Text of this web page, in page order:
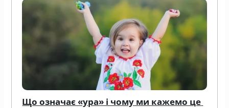
Що означає «ура» і чому ми кажемо це